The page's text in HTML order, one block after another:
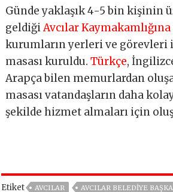
Günde yaklaşık 4-5 bin kişinin
geldiğiAvcılar Kaymakamlığına
kurumların yerleri ve görevleri
masası kuruldu.Türkçe,
Arapça bilen memurlardan
masası vatandaşların daha
şekilde hizmet almaları için
Etiket AVCILAR
AVCILAR BELEDIYE